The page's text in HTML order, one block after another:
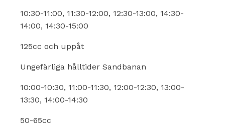
10:30-11:00, 11:30-12:00, 12:30-13:00, 14:30-
14:00, 14:30-15:00
125cc och uppåt
Ungefärliga hålltider Sandbanan
10:00-10:30, 11:00-11:30, 12:00-12:30, 13:00-
13:30, 14:00-14:30
50-65cc